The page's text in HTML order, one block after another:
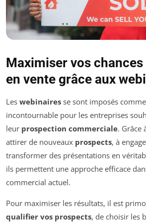
Maximiser vos
en vente grâce aux
Les webinaires se sont imposés
incontournable pour les entreprises
leur prospection commerciale. Grâce
attirer de nouveaux prospects, à
transformer des présentations en
ils permettent une approche efficace
commercial actuel.
Pour maximiser les résultats, il est
qualifier vos prospects, de choisir les